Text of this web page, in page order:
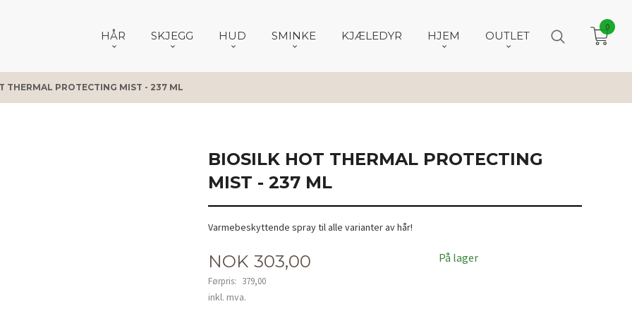
HÅR SKJEGG HUD SMINKE KJÆLEDYR HJEM OUTLET
0
THERMAL PROTECTING MIST - 237 ML
BIOSILK HOT THERMAL PROTECTING
MIST - 237 ML
Varmebeskyttende spray til alle varianter av hår!
Tilbud
NOK 303,00
Førpris: 379,00
Rabatt
inkl. mva.
På lager